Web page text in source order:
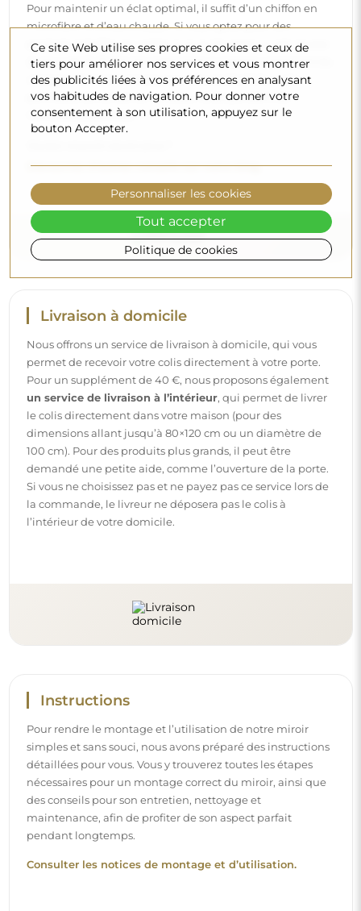
Pour maintenir un éclat optimal, il suffit d’un chiffon en
microfibre et d’eau chaude. Si vous optez pour des
produits spécifiques, veillez à ce qu’ils aient un pH neutre
(autour de 7). Évitez les nettoyants puissants contenant du
vinaigre, de l’ammoniaque ou des acides forts – cela
permettra de conserver un beau reflet pendant de
nombreuses années.
Découvrez d’autres conseils sur notre blog.
Livraison à domicile
Nous offrons un service de livraison à domicile, qui vous
permet de recevoir votre colis directement à votre porte.
Pour un supplément de 40 €, nous proposons également
un service de livraison à l’intérieur, qui permet de livrer
le colis directement dans votre maison (pour des
dimensions allant jusqu’à 80×120 cm ou un diamètre de
100 cm). Pour des produits plus grands, il peut être
demandé une petite aide, comme l’ouverture de la porte.
Si vous ne choisissez pas et ne payez pas ce service lors de
la commande, le livreur ne déposera pas le colis à
l’intérieur de votre domicile.
Instructions
Pour rendre le montage et l’utilisation de notre miroir
simples et sans souci, nous avons préparé des instructions
détaillées pour vous. Vous y trouverez toutes les étapes
nécessaires pour un montage correct du miroir, ainsi que
des conseils pour son entretien, nettoyage et
maintenance, afin de profiter de son aspect parfait
pendant longtemps.
Consulter les notices de montage et d’utilisation.
Ce site Web utilise ses propres cookies et ceux de
tiers pour améliorer nos services et vous montrer
des publicités liées à vos préférences en analysant
vos habitudes de navigation. Pour donner votre
consentement à son utilisation, appuyez sur le
bouton Accepter.
Politique de cookies
Personnaliser les cookies
Tout accepter